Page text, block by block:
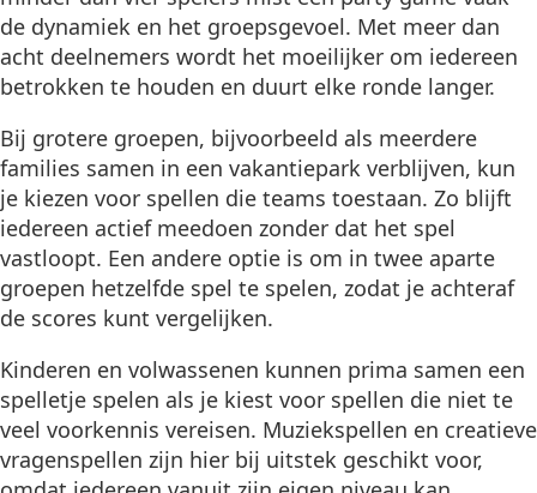
de dynamiek en het groepsgevoel. Met meer dan
acht deelnemers wordt het moeilijker om iedereen
betrokken te houden en duurt elke ronde langer.
Bij grotere groepen, bijvoorbeeld als meerdere
families samen in een vakantiepark verblijven, kun
je kiezen voor spellen die teams toestaan. Zo blijft
iedereen actief meedoen zonder dat het spel
vastloopt. Een andere optie is om in twee aparte
groepen hetzelfde spel te spelen, zodat je achteraf
de scores kunt vergelijken.
Kinderen en volwassenen kunnen prima samen een
spelletje spelen als je kiest voor spellen die niet te
veel voorkennis vereisen. Muziekspellen en creatieve
vragenspellen zijn hier bij uitstek geschikt voor,